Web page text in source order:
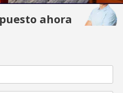
ahora